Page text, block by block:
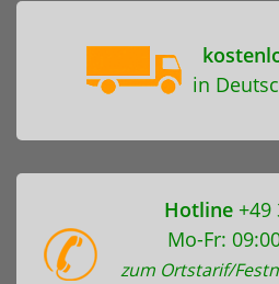
in
Hotline+49
Mo-Fr:
zum Ortstarif/